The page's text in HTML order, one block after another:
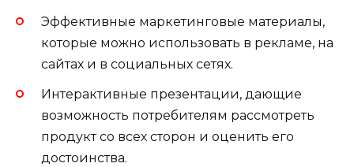
Эффективные маркетинговые материалы,
которые можно использовать в рекламе, на
сайтах и в социальных сетях.
Интерактивные презентации, дающие
возможность потребителям рассмотреть
продукт со всех сторон и оценить его
достоинства.